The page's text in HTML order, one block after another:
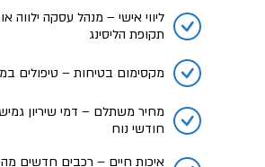
ליווי אישי – מנהל עסקה ילווה
תקופת הליסינג
מקסימום בטיחות – טיפולים
מחיר משתלם – דמי שיריון
חודשי נוח
איכות חיים – רכבים חדשים